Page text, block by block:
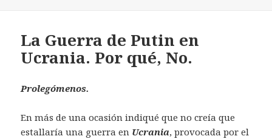
La Guerra de Putin en
Ucrania. Por qué, No.
Prolegómenos.
En más de una ocasión indiqué que no creía que
estallaría una guerra en Ucrania, provocada por el